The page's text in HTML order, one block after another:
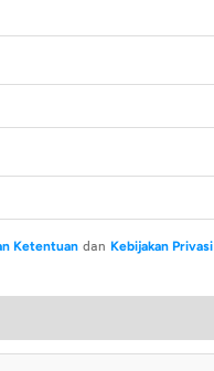
Ketentuan dan Kebijakan Privasi